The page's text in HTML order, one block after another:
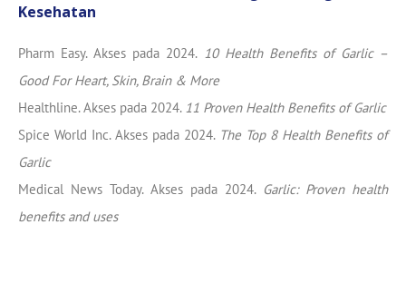
Kesehatan
Pharm Easy. Akses pada 2024. 10 Health Benefits of Garlic –
Good For Heart, Skin, Brain & More
Healthline. Akses pada 2024. 11 Proven Health Benefits of Garlic
Spice World Inc. Akses pada 2024. The Top 8 Health Benefits of
Garlic
Medical News Today. Akses pada 2024. Garlic: Proven health
benefits and uses